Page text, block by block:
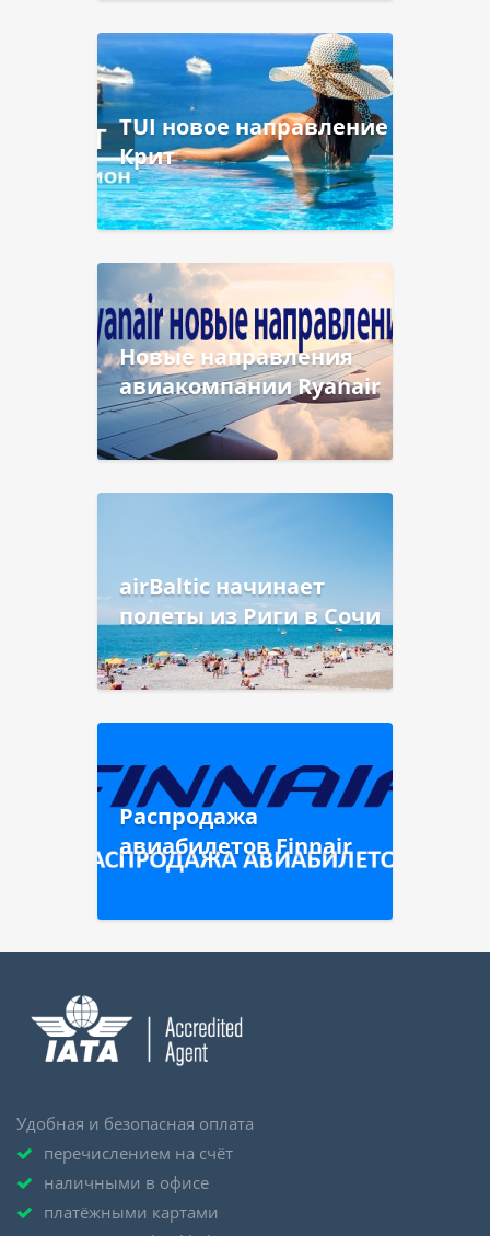
TUI новое направление
Крит
Новые направления
авиакомпании Ryanair
airBaltic начинает
полеты из Риги в Сочи
Распродажа
авиабилетов Finnair
Удобная и безопасная оплата
перечислением на счёт
наличными в офисе
платёжными картами